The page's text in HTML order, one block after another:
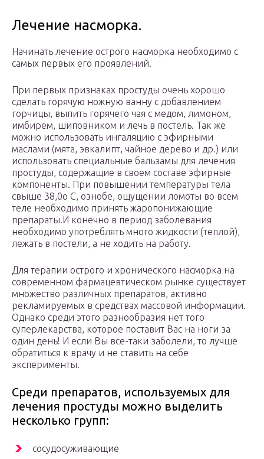
Лечение насморка.
Начинать лечение острого насморка необходимо с
самых первых его проявлений.
При первых признаках простуды очень хорошо
сделать горячую ножную ванну с добавлением
горчицы, выпить горячего чая с медом, лимоном,
имбирем, шиповником и лечь в постель. Так же
можно использовать ингаляцию с эфирными
маслами (мята, эвкалипт, чайное дерево и др.) или
использовать специальные бальзамы для лечения
простуды, содержащие в своем составе эфирные
компоненты. При повышении температуры тела
свыше 38,0о С, ознобе, ощущении ломоты во всем
теле необходимо принять жаропонижающие
препараты.И конечно в период заболевания
необходимо употреблять много жидкости (теплой),
лежать в постели, а не ходить на работу.
Для терапии острого и хронического насморка на
современном фармацевтическом рынке существует
множество различных препаратов, активно
рекламируемых в средствах массовой информации.
Однако среди этого разнообразия нет того
суперлекарства, которое поставит Вас на ноги за
один день! И если Вы все-таки заболели, то лучше
обратиться к врачу и не ставить на себе
эксперименты.
Среди препаратов, используемых для
лечения простуды можно выделить
несколько групп:
сосудосуживающие